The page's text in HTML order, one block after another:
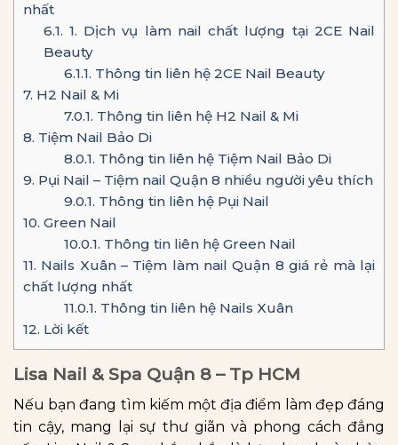
nhất
6.1. 1. Dịch vụ làm nail chất lượng tại 2CE Nail
Beauty
6.1.1. Thông tin liên hệ 2CE Nail Beauty
7. H2 Nail & Mi
7.0.1. Thông tin liên hệ H2 Nail & Mi
8. Tiệm Nail Bảo Di
8.0.1. Thông tin liên hệ Tiệm Nail Bảo Di
9. Pụi Nail – Tiệm nail Quận 8 nhiều người yêu thích
9.0.1. Thông tin liên hệ Pụi Nail
10. Green Nail
10.0.1. Thông tin liên hệ Green Nail
11. Nails Xuân – Tiệm làm nail Quận 8 giá rẻ mà lại
chất lượng nhất
11.0.1. Thông tin liên hệ Nails Xuân
12. Lời kết
Lisa Nail & Spa Quận 8 – Tp HCM
Nếu bạn đang tìm kiếm một địa điểm làm đẹp đáng
tin cậy, mang lại sự thư giãn và phong cách đẳng